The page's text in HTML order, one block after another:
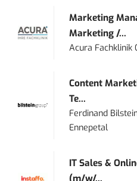
Marketing
Marketing /...
Acura Fachklinik
Content
Te...
Ferdinand
Ennepetal
IT Sales &